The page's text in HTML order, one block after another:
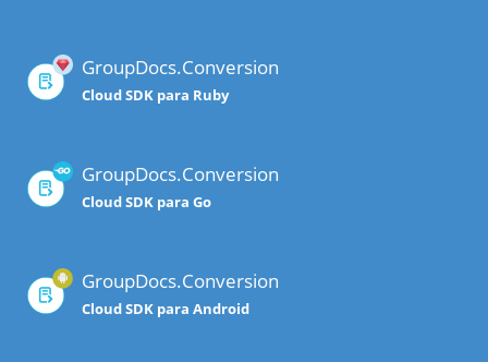
GroupDocs.Conversion
Cloud SDK para Ruby
GroupDocs.Conversion
Cloud SDK para Go
GroupDocs.Conversion
Cloud SDK para Android